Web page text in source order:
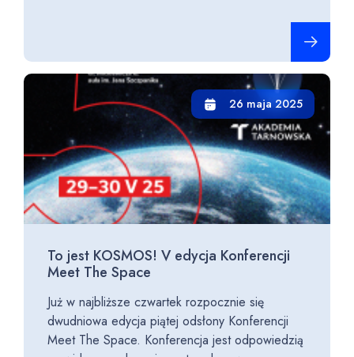
26 maja 2025
To jest KOSMOS! V edycja Konferencji
Meet The Space
Już w najbliższe czwartek rozpocznie się
dwudniowa edycja piątej odsłony Konferencji
Meet The Space. Konferencja jest odpowiedzią